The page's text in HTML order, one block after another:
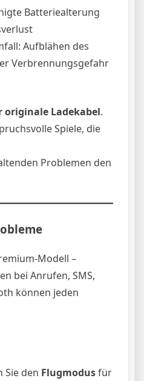
Batteriealterung
Aufblähen des
Verbrennungsgefahr
originale Ladekabel.
Spiele, die
Problemen den
Modell –
bei Anrufen, SMS,
können jeden
Sie den Flugmodusfür